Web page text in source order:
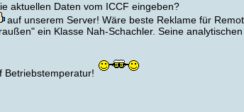
aktuellen Daten vom ICCF eingeben?
auf unserem Server! Wäre beste Reklame für
ein Klasse Nah-Schachler. Seine
Betriebstemperatur!